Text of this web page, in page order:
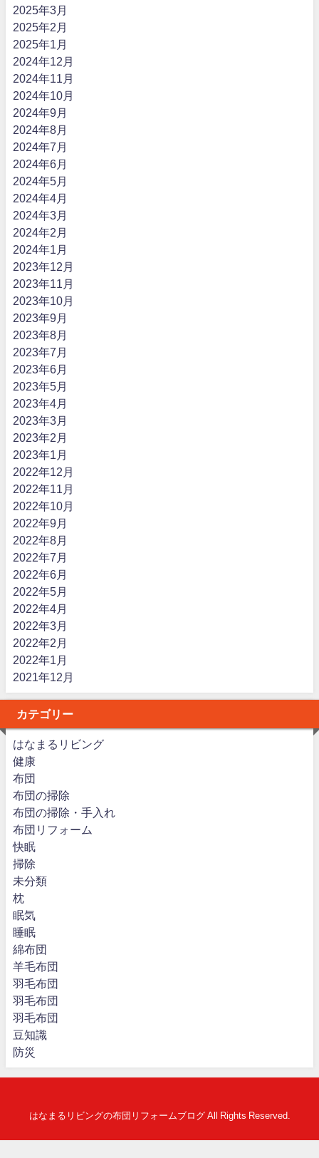
2025年3月
2025年2月
2025年1月
2024年12月
2024年11月
2024年10月
2024年9月
2024年8月
2024年7月
2024年6月
2024年5月
2024年4月
2024年3月
2024年2月
2024年1月
2023年12月
2023年11月
2023年10月
2023年9月
2023年8月
2023年7月
2023年6月
2023年5月
2023年4月
2023年3月
2023年2月
2023年1月
2022年12月
2022年11月
2022年10月
2022年9月
2022年8月
2022年7月
2022年6月
2022年5月
2022年4月
2022年3月
2022年2月
2022年1月
2021年12月
カテゴリー
はなまるリビング
健康
布団
布団の掃除
布団の掃除・手入れ
布団リフォーム
快眠
掃除
未分類
枕
眠気
睡眠
綿布団
羊毛布団
羽毛布団
羽毛布団
羽毛布団
豆知識
防災
はなまるリビングの布団リフォームブログ All Rights Reserved.